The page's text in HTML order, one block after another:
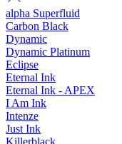
alpha Superfluid
Carbon Black
Dynamic
Dynamic Platinum
Eclipse
Eternal Ink
Eternal Ink - APEX
I Am Ink
Intenze
Just Ink
Killerblack